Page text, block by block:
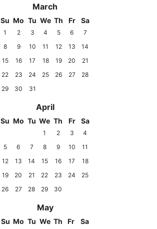
March
Su Mo Tu We Th Fr Sa
1 2 3 4 5 6
7
8
9 10 11 12 13
14
15
16 17 18 19 20
21
22
23 24 25 26 27
28
29
30 31
April
Su Mo Tu We Th Fr Sa
1 2 3
4
5
6 7 8 9 10
11
12
13 14 15 16 17
18
19
20 21 22 23 24
25
26
27 28 29 30
May
Su Mo Tu We Th Fr Sa